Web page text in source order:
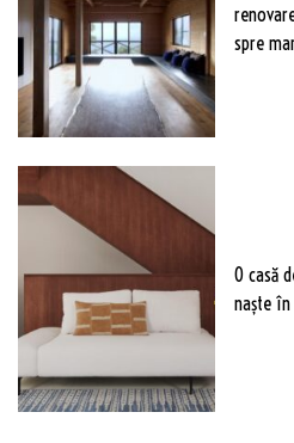
spre
O casă
naște în